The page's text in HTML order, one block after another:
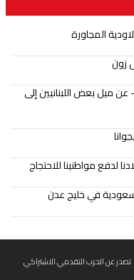
المجاورة
زون
ميل بعض اللبنانيين إلى
لدفع مواطنينا للاحتجاج
سعودية في خليج عدن
تصدر عن الحزب التقدمي الاشتراكي